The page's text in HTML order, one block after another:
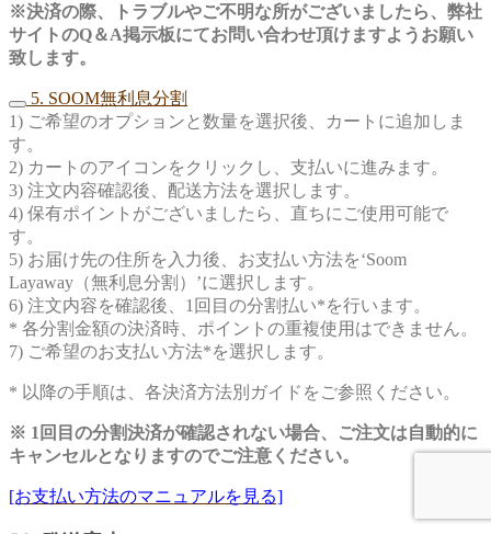
※決済の際、トラブルやご不明な所がございましたら、弊社
サイトのQ＆A掲示板にてお問い合わせ頂けますようお願い
致します。
5. SOOM無利息分割
1) ご希望のオプションと数量を選択後、カートに追加しま
す。
2) カートのアイコンをクリックし、支払いに進みます。
3) 注文内容確認後、配送方法を選択します。
4) 保有ポイントがございましたら、直ちにご使用可能で
す。
5) お届け先の住所を入力後、お支払い方法を‘Soom
Layaway（無利息分割）’に選択します。
6) 注文内容を確認後、1回目の分割払い*を行います。
* 各分割金額の決済時、ポイントの重複使用はできません。
7) ご希望のお支払い方法*を選択します。
* 以降の手順は、各決済方法別ガイドをご参照ください。
※ 1回目の分割決済が確認されない場合、ご注文は自動的に
キャンセルとなりますのでご注意ください。
[お支払い方法のマニュアルを見る]